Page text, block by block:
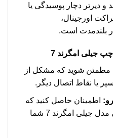
دیرتر دچار پوسیدگی یا
اورجینال،
بلندمدت است.
جیلی امگرند 7
مطمئن شوید که مشکل از
یا نقاط اتصال دیگر.
اطمینان حاصل کنید که
براکت انتخابی دقیقاً برای مدل جیلی امگرند 7 شما